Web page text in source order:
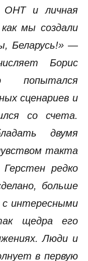
ОНТ и личная
мы создали
Беларусь!» —
Борис
попытался
сценариев и
со счета.
двумя
такта
редко
больше
с интересными
щедра его
Люди и
в первую